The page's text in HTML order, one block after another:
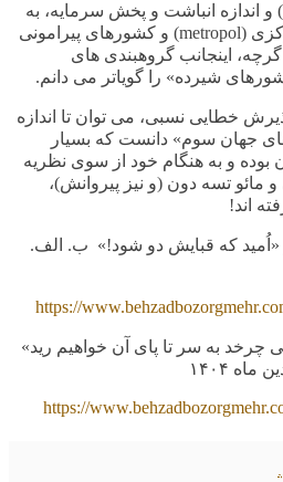
و اندازه انباشت و پخش سرمایه، به
(
metropol) و کشورهای پیرامونی
اینجانب گروهبندی های
شیرده» را گویاتر می دانم.
خطایی نسبی، می توان تا اندازه
جهان سوم» دانست که بسیار
بوده و به هنگام خود از سوی نظریه
و مائو تسه دون (و نیز پیروانش)،
اند!
اُمید که قبایش دو شود!
» ب. الف.
https://
چرخد به سر تا پای آن خواهیم رید»
ماه ۱۴۰۴
https://